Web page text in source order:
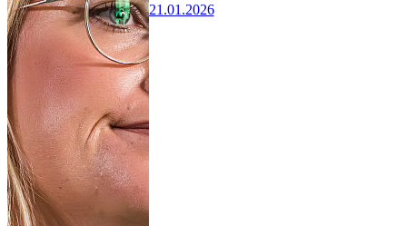
21.01.2026